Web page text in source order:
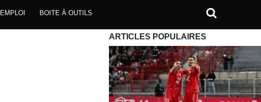
EMPLOI BOITE À OUTILS
ARTICLES POPULAIRES